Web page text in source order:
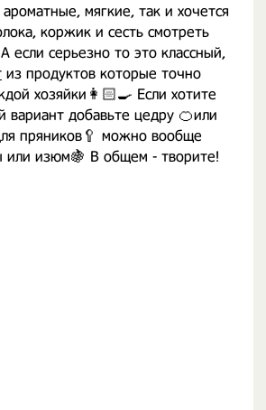
мягкие, так и хочется
коржик и сесть смотреть
если серьезно то это классный,
из продуктов которые точно
хозяйки👩🏻‍🍳 Если хотите
вариант добавьте цедру 🍊или
пряников🥄 можно вообще
или изюм🍇 В общем - творите!